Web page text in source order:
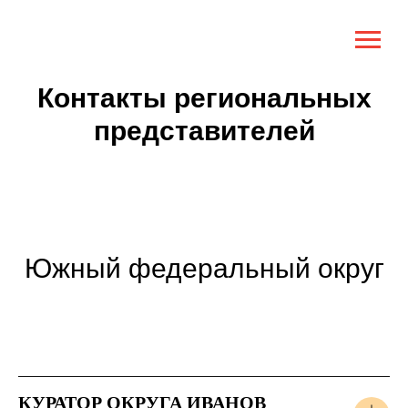
Контакты региональных
представителей
Южный федеральный округ
КУРАТОР ОКРУГА ИВАНОВ